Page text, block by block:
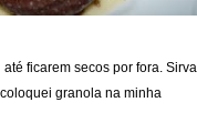
ficarem secos por fora. Sirva
granola na minha